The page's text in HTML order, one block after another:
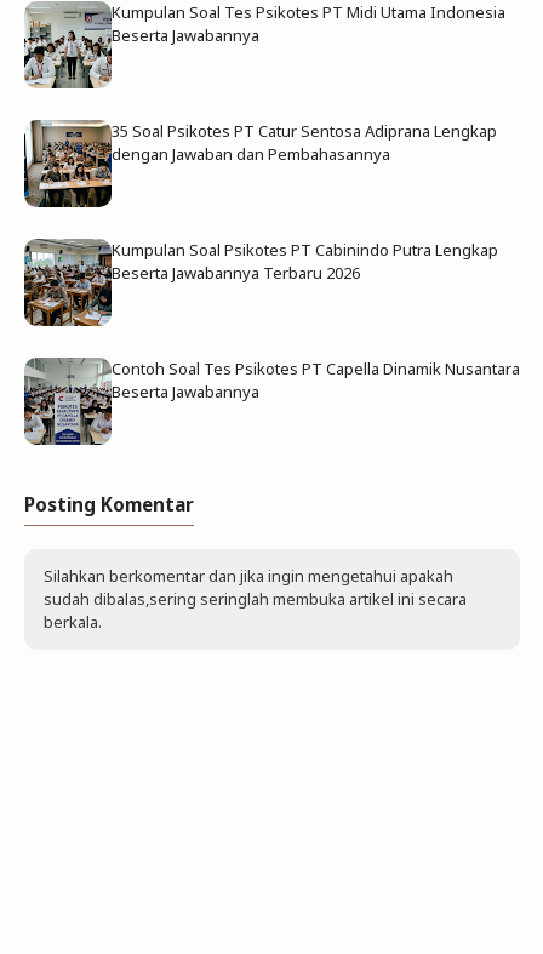
Kumpulan Soal Tes Psikotes PT Midi Utama Indonesia
Beserta Jawabannya
35 Soal Psikotes PT Catur Sentosa Adiprana Lengkap
dengan Jawaban dan Pembahasannya
Kumpulan Soal Psikotes PT Cabinindo Putra Lengkap
Beserta Jawabannya Terbaru 2026
Contoh Soal Tes Psikotes PT Capella Dinamik Nusantara
Beserta Jawabannya
Posting Komentar
Silahkan berkomentar dan jika ingin mengetahui apakah
sudah dibalas,sering seringlah membuka artikel ini secara
berkala.